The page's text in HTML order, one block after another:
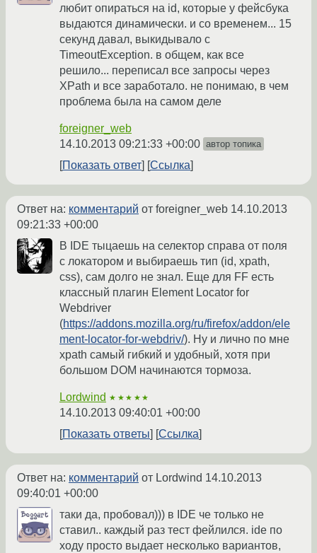
любит опираться на id, которые у фейсбука
выдаются динамически. и со временем... 15
секунд давал, выкидывало с
TimeoutException. в общем, как все
решило... переписал все запросы через
XPath и все заработало. не понимаю, в чем
проблема была на самом деле
foreigner_web
14.10.2013 09:21:33 +00:00 автор топика
Показать ответ Ссылка
Ответ на: комментарий от foreigner_web 14.10.2013
09:21:33 +00:00
В IDE тыцаешь на селектор справа от поля
с локатором и выбираешь тип (id, xpath,
css), сам долго не знал. Еще для FF есть
классный плагин Element Locator for
Webdriver
(https://addons.mozilla.org/ru/firefox/addon/ele
ment-locator-for-webdriv/). Ну и лично по мне
xpath самый гибкий и удобный, хотя при
большом DOM начинаются тормоза.
Lordwind ★★★★★
14.10.2013 09:40:01 +00:00
Показать ответы
Ссылка
Ответ на: комментарий от Lordwind 14.10.2013
09:40:01 +00:00
таки да, пробовал))) в IDE че только не
ставил.. каждый раз тест фейлился. ide по
ходу просто выдает несколько вариантов,